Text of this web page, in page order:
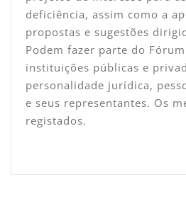
deficiência, assim como a
propostas e sugestões
Podem fazer parte do
instituições públicas e
personalidade jurídica,
e seus representantes. Os
registados.